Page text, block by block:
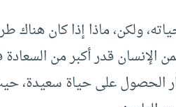
ولكن، ماذا إذا كان هناك
قدر أكبر من
الحصول على حياة سعيدة،